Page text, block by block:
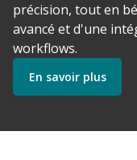
précision, tout en
avancé et d'une
workflows.
En savoir plus
Commencer
Découvrez nos
Découvrez nos